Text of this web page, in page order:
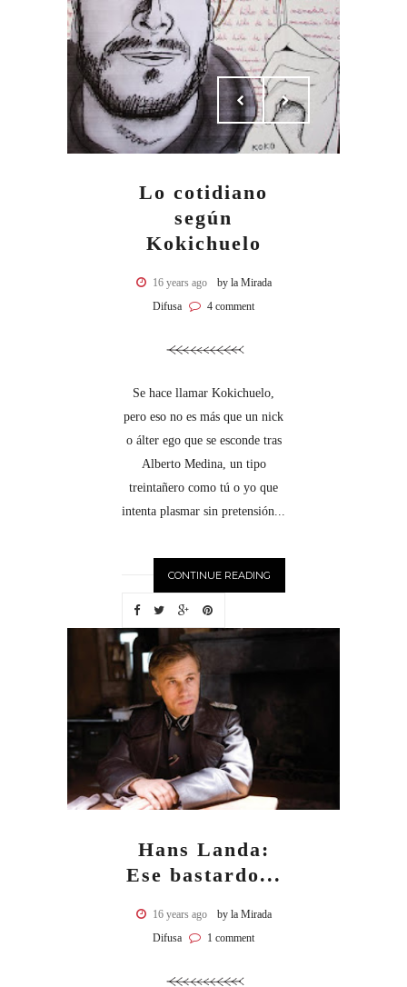
Lo cotidiano
según
Kokichuelo
16 years ago
by la Mirada
Difusa
4 comment
Se hace llamar Kokichuelo,
pero eso no es más que un nick
o álter ego que se esconde tras
Alberto Medina, un tipo
treintañero como tú o yo que
intenta plasmar sin pretensión...
CONTINUE READING
Hans Landa:
Ese bastardo...
16 years ago
by la Mirada
Difusa
1 comment